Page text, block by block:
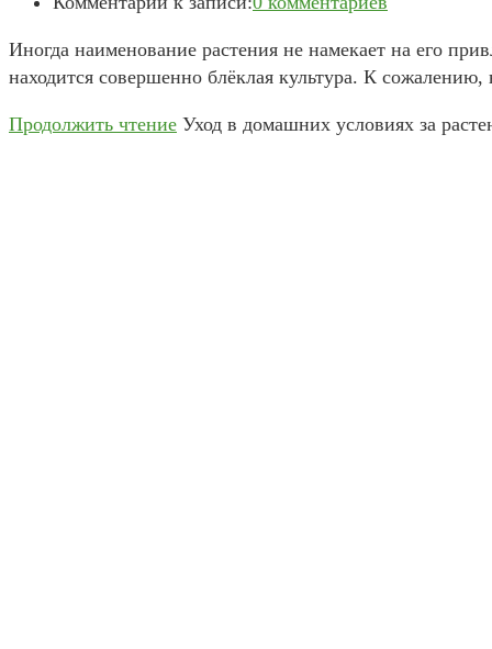
Иногда наименование растения не намекает на его
находится совершенно блёклая культура. К
Продолжить чтение Уход в домашних условиях за